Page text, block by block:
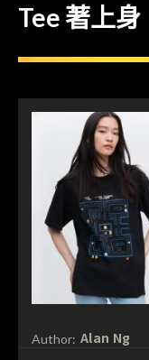
Tee 著上身
Author: Alan Ng